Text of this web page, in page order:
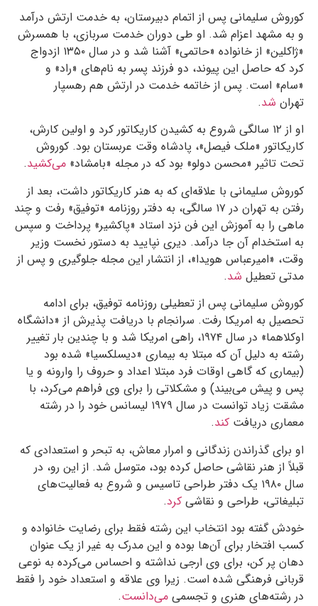
کوروش سلیمانی پس از اتمام دبیرستان، به خدمت ارتش درآمد
و به مشهد اعزام شد. او طی دوران خدمت سربازی، با همسرش
«ژاکلین» از خانواده «حاتمی» آشنا شد و در سال ۱۳۵۰ازدواج
کرد که حاصل این پیوند، دو فرزند پسر به نام‌های «راد» و
«سام» است. پس از خاتمه خدمت در ارتش هم رهسپار
تهران شد.
او از ۱۲سالگی شروع به کشیدن کاریکاتور کرد و اولین کارش،
کاریکاتور «ملک فیصل»، پادشاه وقت عربستان بود. کوروش
تحت تاثیر «محسن دولو» بود که در مجله «بامشاد» می‌کشید.
کوروش سلیمانی با علاقه‌ای که به هنر کاریکاتور داشت، بعد از
رفتن به تهران در ۱۷سالگی، به دفتر روزنامه «توفیق» رفت و چند
ماهی را به آموزش این فن نزد استاد «پاکشیر» پرداخت و سپس
به استخدام آن‌ جا درآمد. دیری نپایید به دستور نخست وزیر
وقت، «امیرعباس هویدا»، از انتشار این مجله جلوگیری و پس از
مدتی تعطیلشد.
کوروش سلیمانی پس از تعطیلی روزنامه توفیق، برای ادامه
تحصیل به امریکا رفت. سرانجام با دریافت پذیرش از «دانشگاه
اوکلاهما» در سال ۱۹۷۴، راهی امریکا شد و با چندین بار تغییر
رشته به دلیل آن که مبتلا به بیماری «دیسلکسیا» شده بود
(بیماری که گاهی اوقات فرد مبتلا اعداد و حروف را وارونه و یا
پس و پیش می‌بیند) و مشکلاتی را برای وی فراهم می‌کرد، با
مشقت زیاد توانست در سال ۱۹۷۹لیسانس خود را در رشته
معماری دریافتکند.
او برای گذراندن زندگانی و امرار معاش، به تبحر و استعدادی که
قبلاً از هنر نقاشی حاصل کرده بود، متوسل شد. از این رو، در
سال ۱۹۸۰یک دفتر طراحی تاسیس و شروع به فعالیت‌های
تبلیغاتی، طراحی و نقاشیکرد.
خودش گفته بود انتخاب این رشته فقط برای رضایت خانواده و
کسب افتخار برای آن‌ها بوده و این مدرک به غیر از یک عنوان
دهان پر کن، برای وی ارجی نداشته و احساس می‌کرده به نوعی
قربانی فرهنگی شده است. زیرا وی علاقه و استعداد خود را فقط
در رشته‌های هنری و تجسمیمی‌دانست.